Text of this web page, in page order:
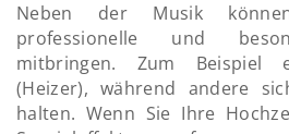
Neben der Musik
professionelle und
mitbringen. Zum Beispiel
(Heizer), während andere
halten. Wenn Sie Ihre